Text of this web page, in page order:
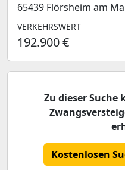
65439 Flörsheim am
VERKEHRSWERT
192.900 €
Zu dieser Suche
Kostenlosen